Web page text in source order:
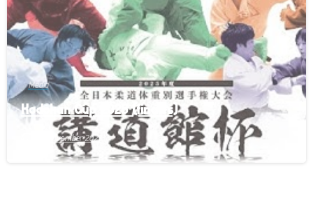
Media
Kodokan Cup 2025 (finales)
26 november 2025